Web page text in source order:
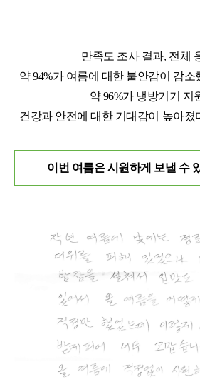
만족도 조사 결과, 전체
약 94%가 여름에 대한 불안감이 감
약 96%가 냉방기기 지
건강과 안전에 대한 기대감이 높아졌
이번 여름은 시원하게 보낼 수